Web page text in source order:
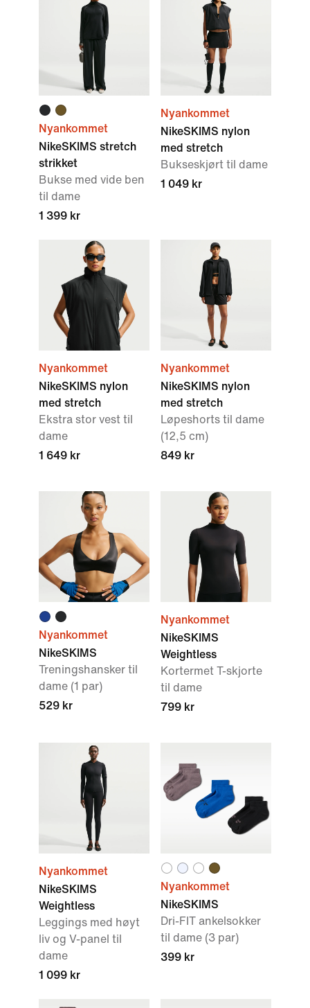
Nyankommet
NikeSKIMS stretch
strikket
Bukse med vide ben
til dame
1 399 kr
Nyankommet
NikeSKIMS nylon
med stretch
Bukseskjørt til dame
1 049 kr
Nyankommet
NikeSKIMS nylon
med stretch
Ekstra stor vest til
dame
1 649 kr
Nyankommet
NikeSKIMS nylon
med stretch
Løpeshorts til dame
(12,5 cm)
849 kr
Nyankommet
NikeSKIMS
Treningshansker til
dame (1 par)
529 kr
Nyankommet
NikeSKIMS
Weightless
Kortermet T-skjorte
til dame
799 kr
Nyankommet
NikeSKIMS
Weightless
Leggings med høyt
liv og V-panel til
dame
1 099 kr
Nyankommet
NikeSKIMS
Dri-FIT ankelsokker
til dame (3 par)
399 kr